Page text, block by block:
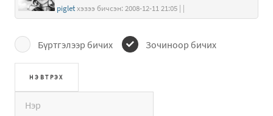
piglet хэзээ бичсэн: 2008-12-11 21:05 | |
Бүртгэлээр бичих Зочиноор бичих